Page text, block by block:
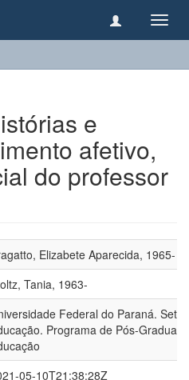
e
afetivo,
do professor
Elizabete Aparecida, 1965-
Tania, 1963-
Federal do Paraná.
Programa de Pós-
05-10T21:38:28Z